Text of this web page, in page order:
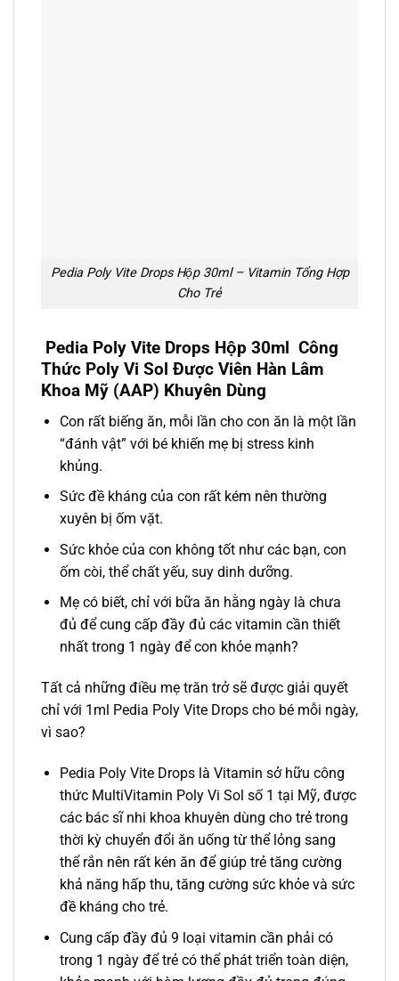
Pedia Poly Vite Drops Hộp 30ml – Vitamin Tổng Hợp
Cho Trẻ
Pedia Poly Vite Drops Hộp 30ml Công
Thức Poly Vi Sol Được Viên Hàn Lâm
Khoa Mỹ (AAP) Khuyên Dùng
Con rất biếng ăn, mỗi lần cho con ăn là một lần
“đánh vật” với bé khiến mẹ bị stress kinh
khủng.
Sức đề kháng của con rất kém nên thường
xuyên bị ốm vặt.
Sức khỏe của con không tốt như các bạn, con
ốm còi, thể chất yếu, suy dinh dưỡng.
Mẹ có biết, chỉ với bữa ăn hằng ngày là chưa
đủ để cung cấp đầy đủ các vitamin cần thiết
nhất trong 1 ngày để con khỏe mạnh?
Tất cả những điều mẹ trăn trở sẽ được giải quyết
chỉ với 1ml Pedia Poly Vite Drops cho bé mỗi ngày,
vì sao?
Pedia Poly Vite Drops là Vitamin sở hữu công
thức MultiVitamin Poly Vi Sol số 1 tại Mỹ, được
các bác sĩ nhi khoa khuyên dùng cho trẻ trong
thời kỳ chuyển đổi ăn uống từ thể lỏng sang
thể rắn nên rất kén ăn để giúp trẻ tăng cường
khả năng hấp thu, tăng cường sức khỏe và sức
đề kháng cho trẻ.
Cung cấp đầy đủ 9 loại vitamin cần phải có
trong 1 ngày để trẻ có thể phát triển toàn diện,